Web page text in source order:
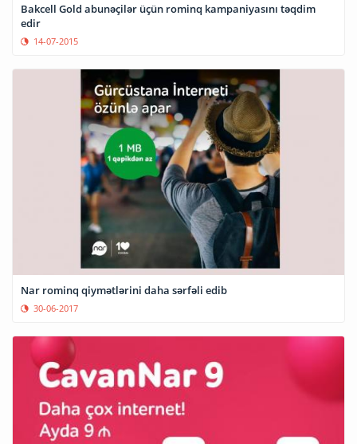
Bakcell Gold abunəçilər üçün rominq kampaniyasını təqdim
edir
14-07-2015
Nar rominq qiymətlərini daha sərfəli edib
30-06-2017